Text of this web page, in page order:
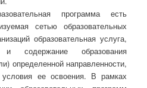
программа есть
сетью образовательных
образовательная услуга,
содержание образования
определенной направленности,
условия ее освоения. В рамках